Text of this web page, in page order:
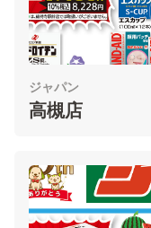
ジャパン
高槻店